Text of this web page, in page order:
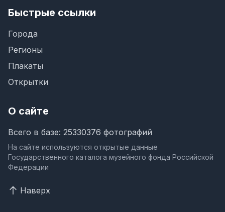
Быстрые ссылки
Города
Регионы
Плакаты
Открытки
О сайте
Всего в базе: 25330376 фотографий
На сайте используются открытые данные
Государственного каталога музейного фонда Российской
Федерации
Наверх